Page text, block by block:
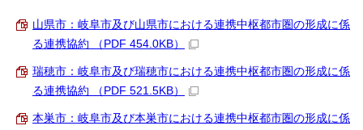
山県市：岐阜市及び山県市における連携中枢都市圏の形成に係
る連携協約 （PDF 454.0KB）
瑞穂市：岐阜市及び瑞穂市における連携中枢都市圏の形成に係
る連携協約 （PDF 521.5KB）
本巣市：岐阜市及び本巣市における連携中枢都市圏の形成に係